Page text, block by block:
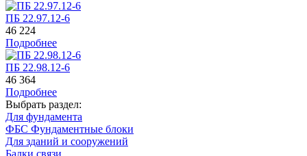
ПБ 22.97.12-6
46 224
Подробнее
ПБ 22.98.12-6
46 364
Подробнее
Выбрать раздел:
Для фундамента
ФБС Фундаментные блоки
Для зданий и сооружений
Балки связи